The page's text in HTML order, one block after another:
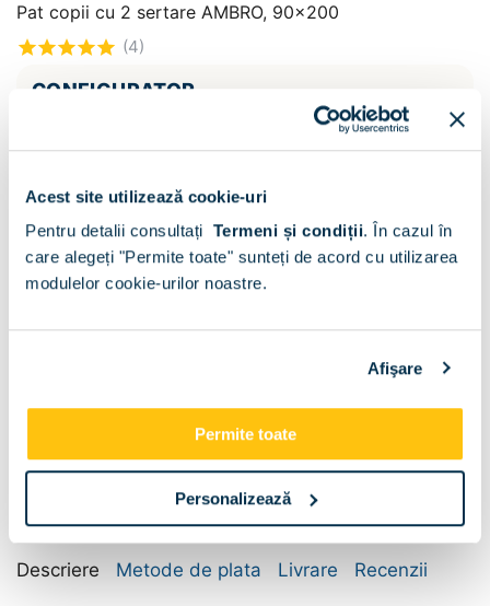
Acest site utilizează cookie-uri
Pentru detalii consultați Termeni și condiții. În cazul în
care alegeți "Permite toate" sunteți de acord cu utilizarea
modulelor cookie-urilor noastre.
Afişare
Permite toate
Personalizează
Pat copii cu 2 sertare AMBRO, 90x200
(4)
CONFIGURATOR
90x200
Descriere Metode de plata Livrare Recenzii